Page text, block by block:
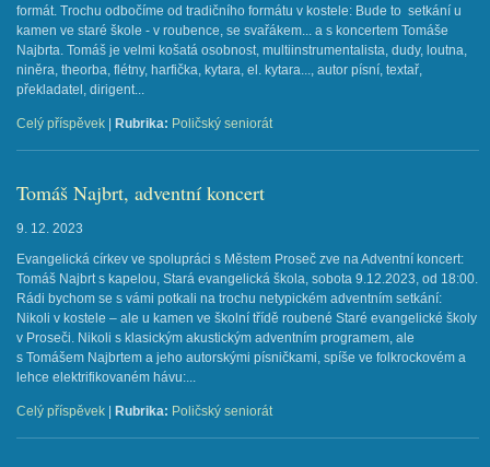
formát. Trochu odbočíme od tradičního formátu v kostele: Bude to setkání u
kamen ve staré škole - v roubence, se svařákem... a s koncertem Tomáše
Najbrta. Tomáš je velmi košatá osobnost, multiinstrumentalista, dudy, loutna,
niněra, theorba, flétny, harfička, kytara, el. kytara..., autor písní, textař,
překladatel, dirigent...
Celý příspěvek Rubrika: Poličský seniorát
Tomáš Najbrt, adventní koncert
9. 12. 2023
Evangelická církev ve spolupráci s Městem Proseč zve na Adventní koncert:
Tomáš Najbrt s kapelou, Stará evangelická škola, sobota 9.12.2023, od 18:00.
Rádi bychom se s vámi potkali na trochu netypickém adventním setkání:
Nikoli v kostele – ale u kamen ve školní třídě roubené Staré evangelické školy
v Proseči. Nikoli s klasickým akustickým adventním programem, ale
s Tomášem Najbrtem a jeho autorskými písničkami, spíše ve folkrockovém a
lehce elektrifikovaném hávu:...
Celý příspěvek Rubrika: Poličský seniorát